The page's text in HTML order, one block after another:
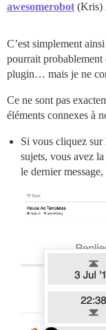
awesomerobot (Kris)
C’est simplement
pourrait probablement
plugin… mais je ne
Ce ne sont pas
éléments connexes à
Si vous cliquez sur
sujets, vous avez
le dernier